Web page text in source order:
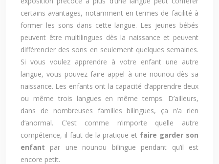
certains avantages, notamment en termes de facilité à
former les sons dans cette langue. Les jeunes bébés
peuvent être multilingues dès la naissance et peuvent
différencier des sons en seulement quelques semaines.
Si vous voulez apprendre à votre enfant une autre
langue, vous pouvez faire appel à une nounou dès sa
naissance. Les enfants ont la capacité d’apprendre deux
ou même trois langues en même temps. D’ailleurs,
dans de nombreuses familles bilingues, ça n’a rien
d’anormal. C’est comme n’importe quelle autre
compétence, il faut de la pratique et faire garder son
enfant par une nounou bilingue pendant qu’il est
encore petit.